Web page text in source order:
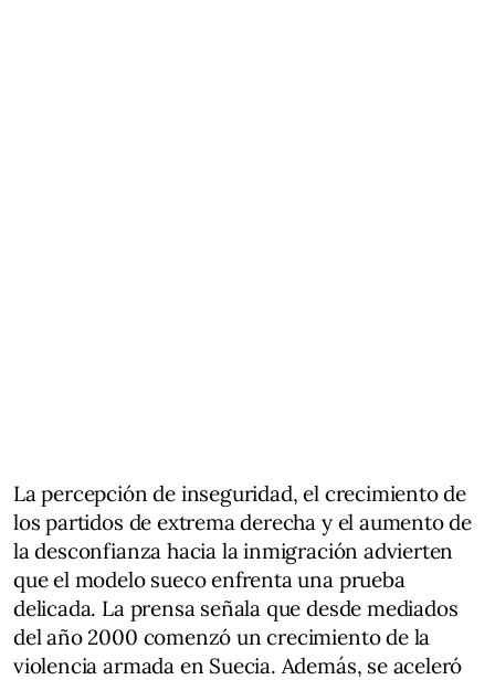
La percepción de inseguridad, el crecimiento de
los partidos de extrema derecha y el aumento de
la desconfianza hacia la inmigración advierten
que el modelo sueco enfrenta una prueba
delicada. La prensa señala que desde mediados
del año 2000 comenzó un crecimiento de la
violencia armada en Suecia. Además, se aceleró